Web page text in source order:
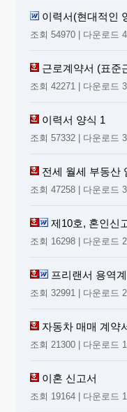
이력서(현대적인
조회 54970 | 다운로드
근로계약서 (표준
조회 42271 | 다운로드
이력서 양식 1
조회 57332 | 다운로드
전세 월세 부동산
조회 47258 | 다운로드
제10호, 혼인신
조회 16298 | 다운로드
프리랜서 용역
조회 32991 | 다운로드
자동차 매매 계약
조회 21300 | 다운로드
이혼 신고서
조회 19164 | 다운로드